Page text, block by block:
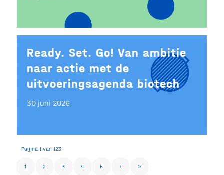
Ready. Set. Go! Van ambitie
naar actie met de
uitvoeringsagenda biotech
30 juni 2026
Pagina 1 van 123
1 2 3 4 5 › »